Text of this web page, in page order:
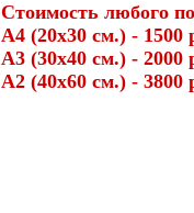
Стоимость любого
А4 (20х30 см.) - 1500
А3 (30х40 см.) - 2000
А2 (40х60 см.) - 3800